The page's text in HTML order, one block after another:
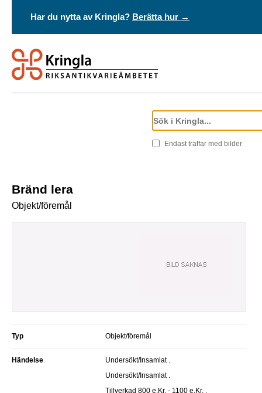
Har du nytta av Kringla? Berätta hur →
Endast träffar med bilder
Bränd lera
Objekt/föremål
Typ Objekt/föremål
Händelse
Undersökt/Insamlat .
Undersökt/Insamlat .
Tillverkad 800 e.Kr. - 1100 e.Kr. .